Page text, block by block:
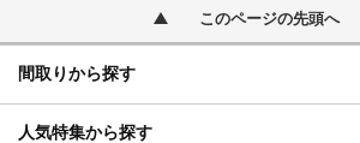
このページの先頭へ
間取りから探す
人気特集から探す